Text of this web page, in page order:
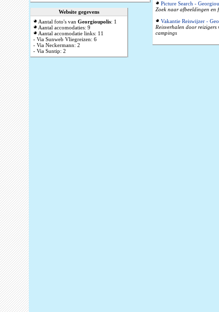
Website gegevens
Aantal foto's van Georgioupolis: 1
Aantal accomodaties: 9
Aantal accomodatie links: 11
- Via Sunweb Vliegreizen: 6
- Via Neckermann: 2
- Via Suntip: 2
Picture Search -
Zoek naar afbeeldingen en
Vakantie Reiswijzer -
Reisverhalen door reizigers
campings